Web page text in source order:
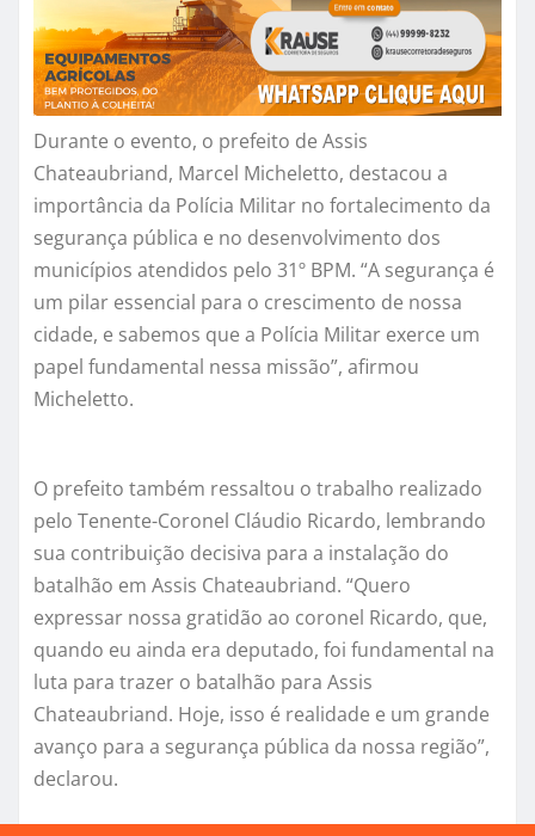
Durante o evento, o prefeito de Assis
Chateaubriand, Marcel Micheletto, destacou a
importância da Polícia Militar no fortalecimento da
segurança pública e no desenvolvimento dos
municípios atendidos pelo 31º BPM. “A segurança é
um pilar essencial para o crescimento de nossa
cidade, e sabemos que a Polícia Militar exerce um
papel fundamental nessa missão”, afirmou
Micheletto.
O prefeito também ressaltou o trabalho realizado
pelo Tenente-Coronel Cláudio Ricardo, lembrando
sua contribuição decisiva para a instalação do
batalhão em Assis Chateaubriand. “Quero
expressar nossa gratidão ao coronel Ricardo, que,
quando eu ainda era deputado, foi fundamental na
luta para trazer o batalhão para Assis
Chateaubriand. Hoje, isso é realidade e um grande
avanço para a segurança pública da nossa região”,
declarou.